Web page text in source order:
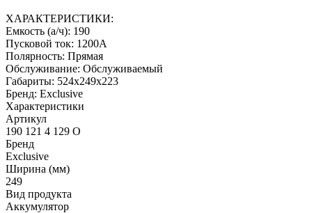
ХАРАКТЕРИСТИКИ:
Емкость (а/ч): 190
Пусковой ток: 1200А
Полярность: Прямая
Обслуживание: Обслуживаемый
Габариты: 524x249x223
Бренд: Exclusive
Характеристики
Артикул
190 121 4 129 О
Бренд
Exclusive
Ширина (мм)
249
Вид продукта
Аккумулятор